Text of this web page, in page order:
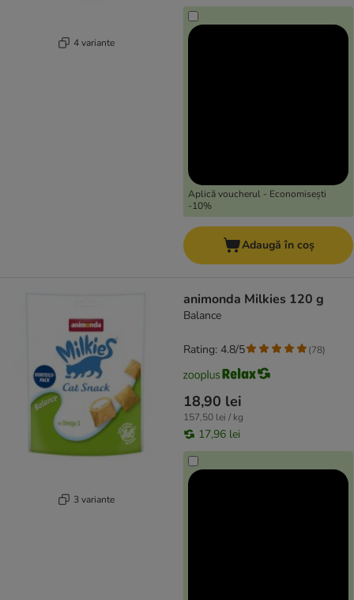
4 variante
Aplică voucherul - Economisești
-10%
Adaugă în coș
3 variante
animonda Milkies 120 g
Balance
18,90 lei
157,50 lei / kg
17,96 lei
Rating: 4.8/5 (78)